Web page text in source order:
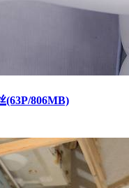
(63P/806MB)